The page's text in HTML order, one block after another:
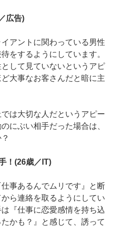
広告)
アントに関わっている男性
をするようにしています。
して見ていないというアピ
大事なお客さんだと暗に主
は大切な人だというアピー
にぶい相手だった場合は、
！(26歳／IT)
事あるんでムリです』と断
ら連絡を取るようにしてい
『仕事に恋愛感情を持ち込
かも？』と感じて、誘って